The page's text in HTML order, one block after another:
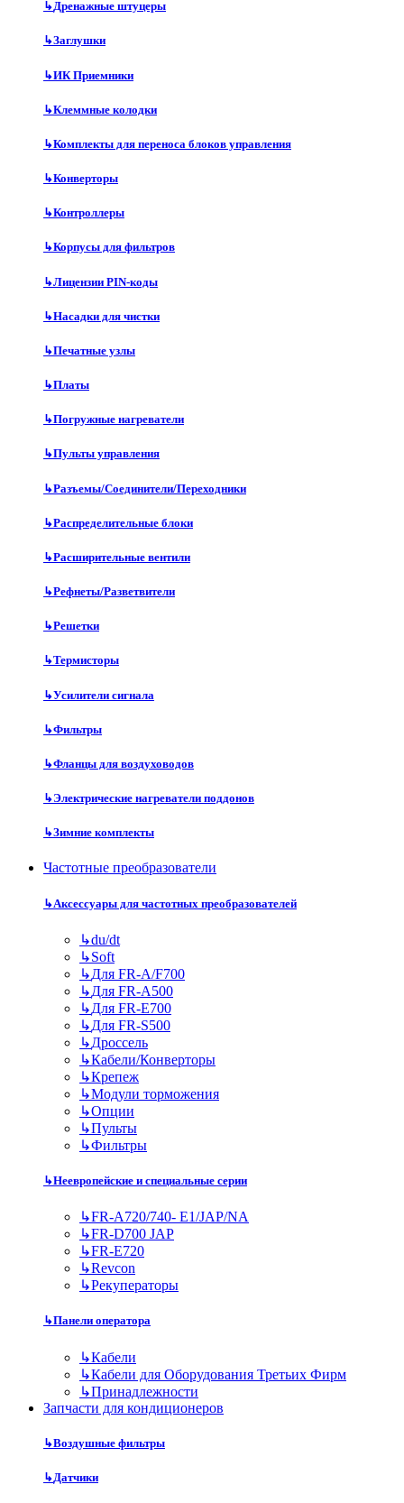
↳Дренажные штуцеры
↳Заглушки
↳ИК Приемники
↳Клеммные колодки
↳Комплекты для переноса блоков управления
↳Конверторы
↳Контроллеры
↳Корпусы для фильтров
↳Лицензии PIN-коды
↳Насадки для чистки
↳Печатные узлы
↳Платы
↳Погружные нагреватели
↳Пульты управления
↳Разъемы/Соединители/Переходники
↳Распределительные блоки
↳Расширительные вентили
↳Рефнеты/Разветвители
↳Решетки
↳Термисторы
↳Усилители сигнала
↳Фильтры
↳Фланцы для воздуховодов
↳Электрические нагреватели поддонов
↳Зимние комплекты
Частотные преобразователи
↳Аксессуары для частотных преобразователей
↳du/dt
↳Soft
↳Для FR-A/F700
↳Для FR-A500
↳Для FR-E700
↳Для FR-S500
↳Дроссель
↳Кабели/Конверторы
↳Крепеж
↳Модули торможения
↳Опции
↳Пульты
↳Фильтры
↳Неевропейские и специальные серии
↳FR-A720/740- E1/JAP/NA
↳FR-D700 JAP
↳FR-E720
↳Revcon
↳Рекуператоры
↳Панели оператора
↳Кабели
↳Кабели для Оборудования Третьих Фирм
↳Принадлежности
Запчасти для кондиционеров
↳Воздушные фильтры
↳Датчики